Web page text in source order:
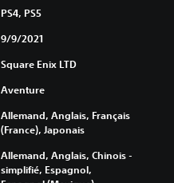
PS4, PS5
9/9/2021
Square Enix LTD
Aventure
Allemand, Anglais, Français
(France), Japonais
Allemand, Anglais, Chinois -
simplifié, Espagnol,